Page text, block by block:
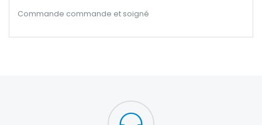
Commande commande et soigné